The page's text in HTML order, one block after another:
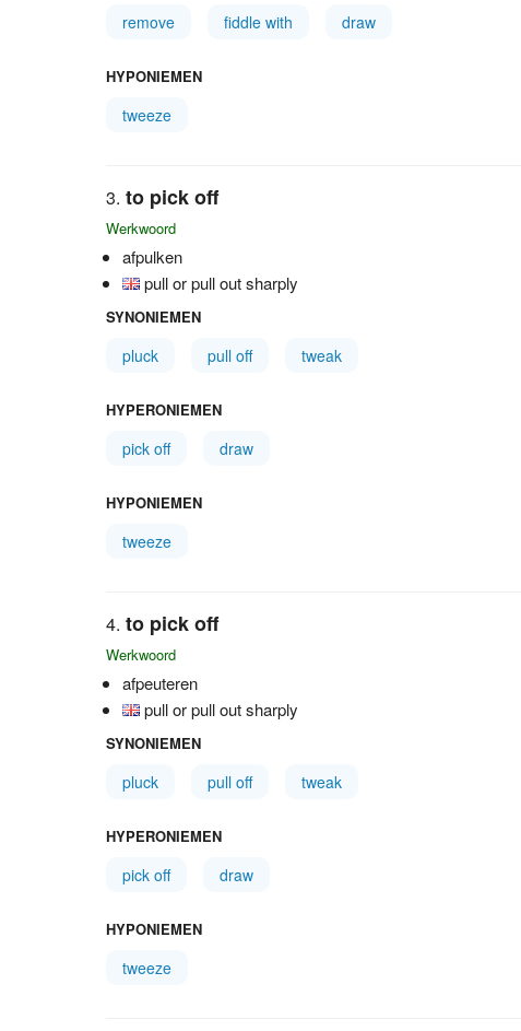
remove fiddle with draw
HYPONIEMEN
tweeze
to pick off
Werkwoord
afpulken
pull or pull out sharply
SYNONIEMEN
pluck pull off tweak
HYPERONIEMEN
pick off draw
HYPONIEMEN
tweeze
to pick off
Werkwoord
afpeuteren
pull or pull out sharply
SYNONIEMEN
pluck pull off tweak
HYPERONIEMEN
pick off draw
HYPONIEMEN
tweeze